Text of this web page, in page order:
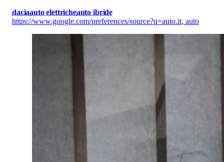
daciaauto elettricheauto ibride
https://www.google.com/preferences/source?q=auto.it, auto